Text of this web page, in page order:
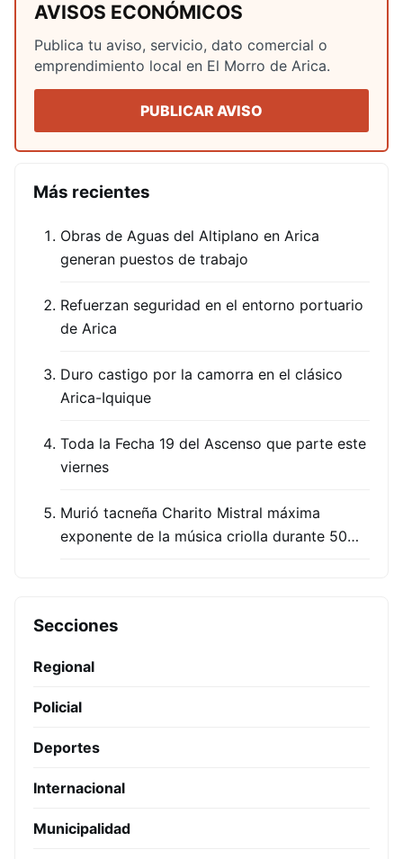
AVISOS ECONÓMICOS
Publica tu aviso, servicio, dato comercial o
emprendimiento local en El Morro de Arica.
PUBLICAR AVISO
Más recientes
Obras de Aguas del Altiplano en Arica
generan puestos de trabajo
Refuerzan seguridad en el entorno portuario
de Arica
Duro castigo por la camorra en el clásico
Arica-Iquique
Toda la Fecha 19 del Ascenso que parte este
viernes
Murió tacneña Charito Mistral máxima
exponente de la música criolla durante 50…
Secciones
Regional
Policial
Deportes
Internacional
Municipalidad